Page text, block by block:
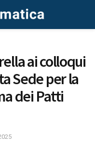
ai colloqui
Sede per la
dei Patti